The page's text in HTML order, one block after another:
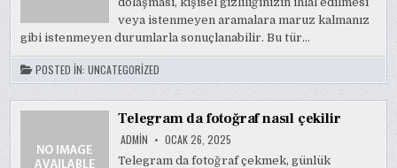
veya istenmeyen aramalara maruz kalmanız
gibi istenmeyen durumlarla sonuçlanabilir. Bu tür…
POSTED IN:UNCATEGORIZED
Telegram da fotoğraf nasıl çekilir
ADMIN OCAK 26, 2025
Telegram da fotoğraf çekmek, günlük